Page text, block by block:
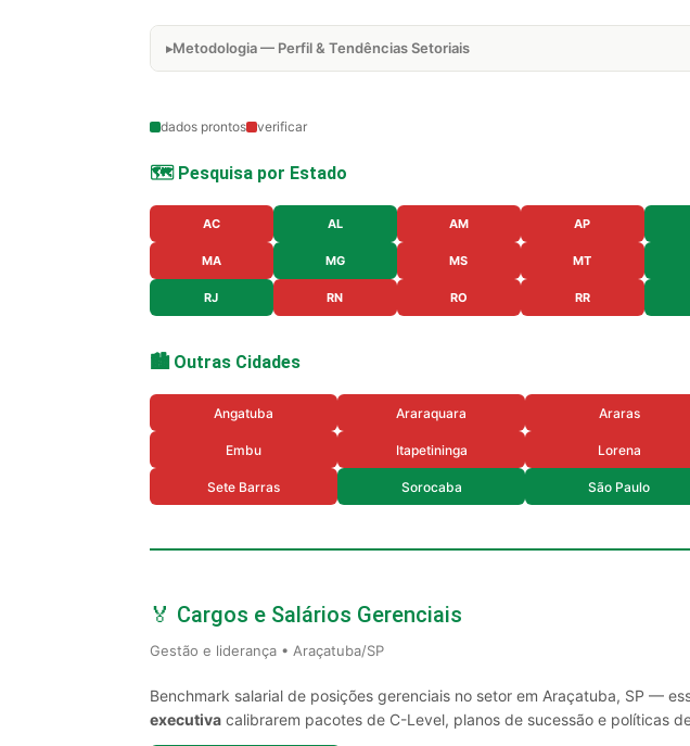
Metodologia — Perfil & Tendências Setoriais
dados prontos verificar
🗺️ Pesquisa por Estado
AC AL AM AP
MA MG MS MT
RJ RN RO RR
🏙️ Outras Cidades
Angatuba Araraquara Araras
Embu Itapetininga Lorena
Sete Barras Sorocaba São Paulo
🏅 Cargos e Salários Gerenciais
Gestão e liderança • Araçatuba/SP
Benchmark salarial de posições gerenciais no setor em Araçatuba, SP —
executiva calibrarem pacotes de C-Level, planos de sucessão e políticas